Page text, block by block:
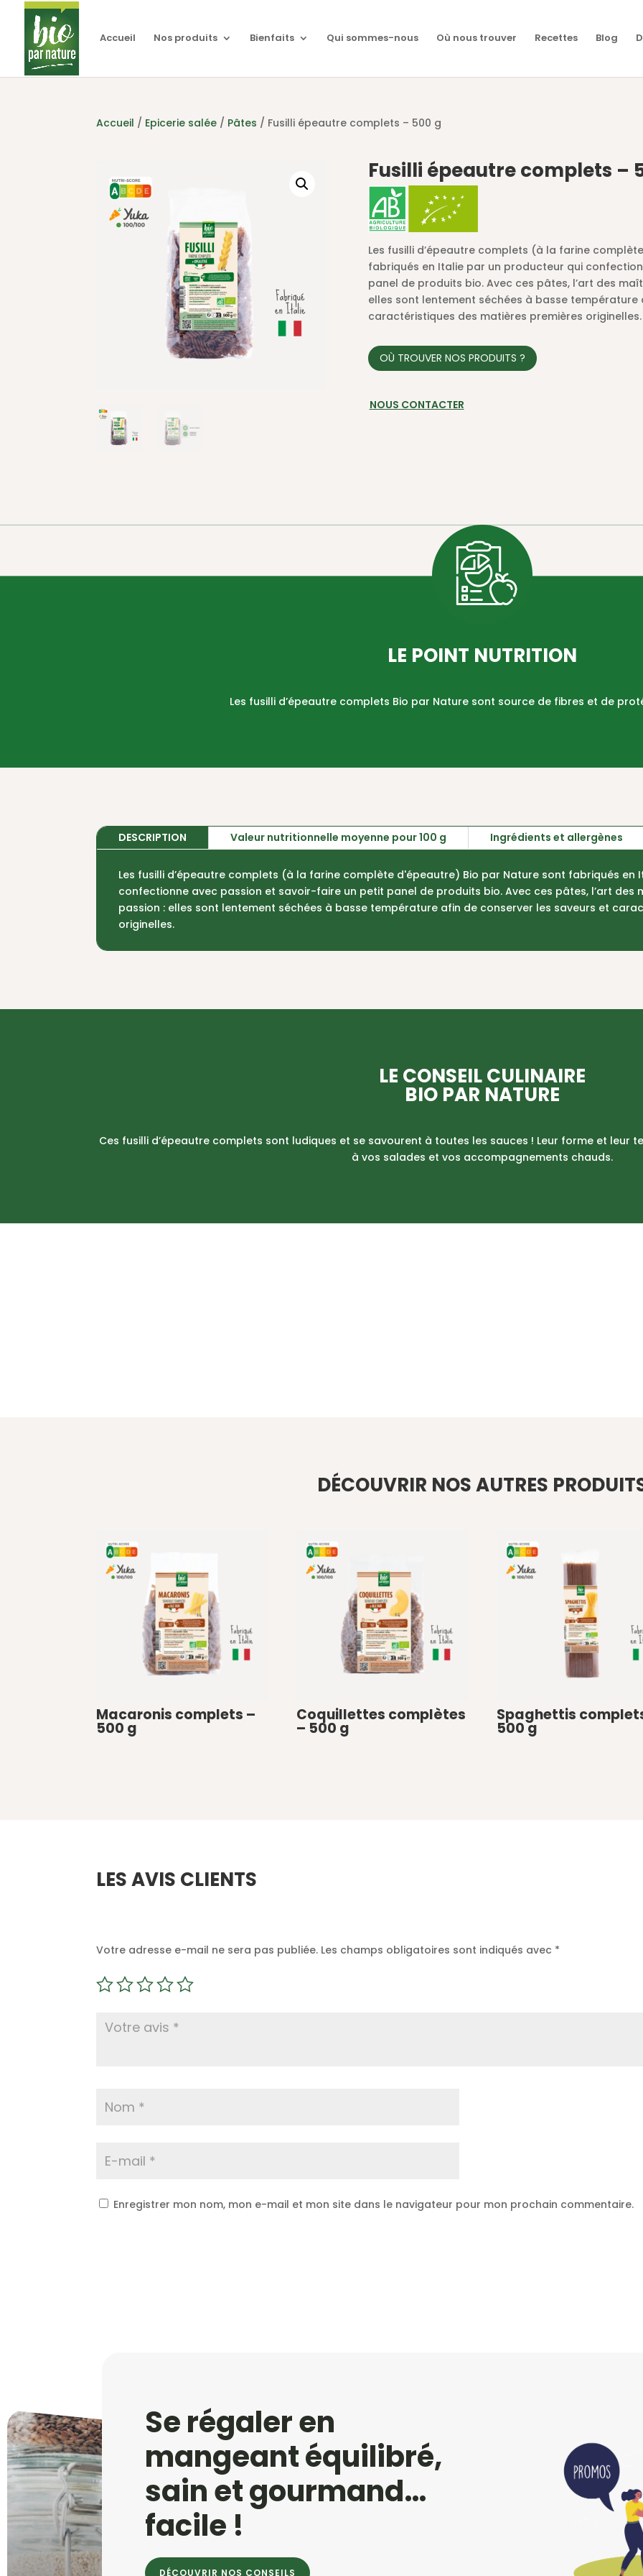
Accueil Nos produits Bienfaits Qui sommes-nous Où nous trouver Recettes Blog
Accueil / Epicerie salée / Pâtes / Fusilli épeautre complets – 500 g
Fusilli épeautre complets –
Les fusilli d’épeautre complets (à la farine
fabriqués en Italie par un producteur qui
panel de produits bio. Avec ces pâtes, l’art des
elles sont lentement séchées à basse
caractéristiques des matières premières originelles.
OÙ TROUVER NOS PRODUITS ?
NOUS CONTACTER
LE POINT NUTRITION
Les fusilli d’épeautre complets Bio par Nature sont source de fibres et de
DESCRIPTION Valeur nutritionnelle moyenne pour 100 g Ingrédients et allergènes
Les fusilli d’épeautre complets (à la farine complète d'épeautre) Bio par Nature sont fabriqués en
confectionne avec passion et savoir-faire un petit panel de produits bio. Avec ces pâtes, l’art
passion : elles sont lentement séchées à basse température afin de conserver les saveurs et
originelles.
LE CONSEIL CULINAIRE
BIO PAR NATURE
Ces fusilli d’épeautre complets sont ludiques et se savourent à toutes les sauces ! Leur forme et
à vos salades et vos accompagnements chauds.
DÉCOUVRIR NOS AUTRES
Macaronis complets –
500 g
Coquillettes complètes
– 500 g
Spaghettis
500 g
LES AVIS CLIENTS
Votre adresse e-mail ne sera pas publiée. Les champs obligatoires sont indiqués avec *
Enregistrer mon nom, mon e-mail et mon site dans le navigateur pour mon prochain commentaire.
Se régaler en
mangeant équilibré,
sain et gourmand…
facile !
DÉCOUVRIR NOS CONSEILS